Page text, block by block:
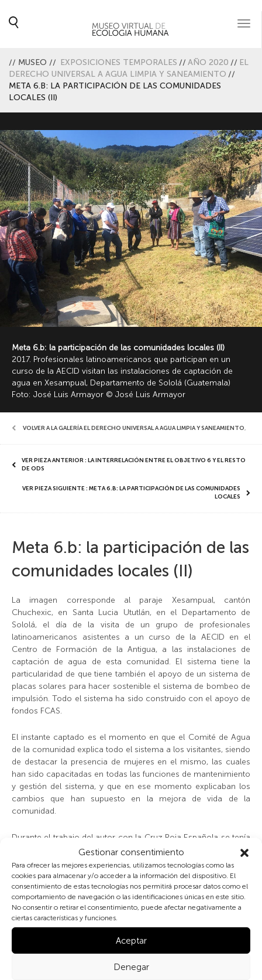
Gestionar consentimiento
Para ofrecer las mejores experiencias, utilizamos tecnologías como las
cookies para almacenar y/o acceder a la información del dispositivo. El
consentimiento de estas tecnologías nos permitirá procesar datos como el
comportamiento de navegación o las identificaciones únicas en este sitio.
No consentir o retirar el consentimiento, puede afectar negativamente a
ciertas características y funciones.
Aceptar
Denegar
// MUSEO // EXPOSICIONES TEMPORALES // AÑO 2020 // EL
DERECHO UNIVERSAL A AGUA LIMPIA Y SANEAMIENTO //
META 6.B: LA PARTICIPACIÓN DE LAS COMUNIDADES
LOCALES (II)
Meta 6.b: la participación de las comunidades locales (II)
2017. Profesionales latinoamericanos que participan en un
curso de la AECID visitan las instalaciones de captación de
agua en Xesampual, Departamento de Sololá (Guatemala)
Foto: José Luis Armayor © José Luis Armayor
VOLVER A LA GALERÍA EL DERECHO UNIVERSAL A AGUA LIMPIA Y SANEAMIENTO,
VER PIEZA ANTERIOR : LA INTERRELACIÓN ENTRE EL OBJETIVO 6 Y EL RESTO
DE ODS
VER PIEZA SIGUIENTE : META 6.B: LA PARTICIPACIÓN DE LAS COMUNIDADES
LOCALES
Meta 6.b: la participación de las
comunidades locales (II)
La imagen corresponde al paraje Xesampual, cantón
Chuchexic, en Santa Lucia Ututlán, en el Departamento de
Sololá, el día de la visita de un grupo de profesionales
latinoamericanos asistentes a un curso de la AECID en el
Centro de Formación de la Antigua, a las instalaciones de
captación de agua de esta comunidad. El sistema tiene la
particularidad de que tiene también el apoyo de un sistema de
placas solares para hacer sostenible el sistema de bombeo de
impulsión. Todo el sistema ha sido construido con el apoyo de
fondos FCAS.
El instante captado es el momento en que el Comité de Agua
de la comunidad explica todo el sistema a los visitantes, siendo
de destacar la presencia de mujeres en el mismo, las cuales
han sido capacitadas en todas las funciones de mantenimiento
y gestión del sistema, y que en ese momento explicaban los
cambios que han supuesto en la mejora de vida de la
comunidad.
Durante el trabajo del autor con la Cruz Roja Española se tenía
siempre en consideración que el beneficiario que no trabajaba
en la construcción de su sistema de agua y saneamiento
nunca aprecia el mismo. Sin llegar a tal concepto, ya que el
solo hecho de tener, por ejemplo, acceso al agua potable y al
saneamiento para alguien que carece de ello, es una mejora
de tal magnitud que cambia por completo sus vidas a mejor, sí
que se debe reconocer que un sistema es más sostenible
cuando el beneficiario se apropia del mismo.
Por eso para la Meta presente, se pretende que todas las
partes interesadas intervengan en todos los procesos que